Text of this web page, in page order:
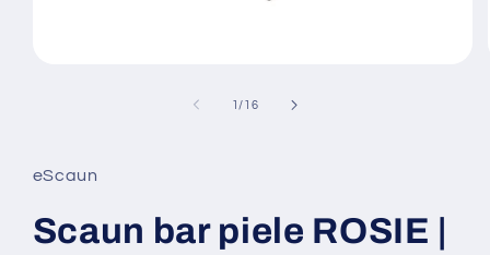
fereastră
modală
1 /din
16
eScaun
Scaun bar piele ROSIE |